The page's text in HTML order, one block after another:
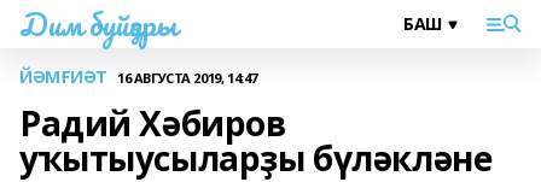
Дим буйҙары
ЙӘМҒИӘТ 16 АВГУСТА 2019, 14:47
Радий Хәбиров
уҡытыусыларҙы бүләкләне